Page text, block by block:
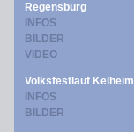
Regensburg
INFOS
BILDER
VIDEO
Volksfestlauf Kelheim
INFOS
BILDER